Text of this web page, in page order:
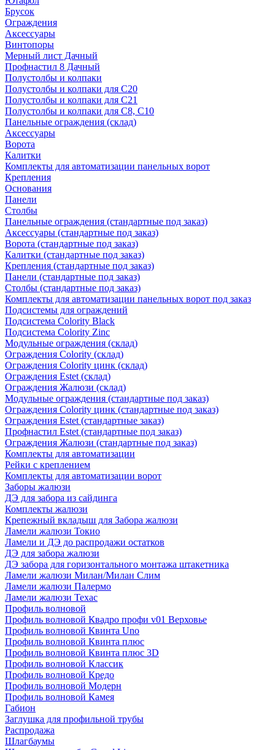
Брусок
Ограждения
Аксессуары
Винтопоры
Мерный лист Дачный
Профнастил 8 Дачный
Полустолбы и колпаки
Полустолбы и колпаки для С20
Полустолбы и колпаки для С21
Полустолбы и колпаки для С8, С10
Панельные ограждения (склад)
Аксессуары
Ворота
Калитки
Комплекты для автоматизации панельных ворот
Крепления
Основания
Панели
Столбы
Панельные ограждения (стандартные под заказ)
Аксессуары (стандартные под заказ)
Ворота (стандартные под заказ)
Калитки (стандартные под заказ)
Крепления (стандартные под заказ)
Панели (стандартные под заказ)
Столбы (стандартные под заказ)
Комплекты для автоматизации панельных ворот под заказ
Подсистемы для ограждений
Подсистема Colority Black
Подсистема Colority Zinc
Модульные ограждения (склад)
Ограждения Colority (склад)
Ограждения Colority цинк (склад)
Ограждения Estet (склад)
Ограждения Жалюзи (склад)
Модульные ограждения (стандартные под заказ)
Ограждения Colority цинк (стандартные под заказ)
Ограждения Estet (стандартные заказ)
Профнастил Estet (стандартные под заказ)
Ограждения Жалюзи (стандартные под заказ)
Комплекты для автоматизации
Рейки с креплением
Комплекты для автоматизации ворот
Заборы жалюзи
ДЭ для забора из сайдинга
Комплекты жалюзи
Крепежный вкладыш для Забора жалюзи
Ламели жалюзи Токио
Ламели и ДЭ до распродажи остатков
ДЭ для забора жалюзи
ДЭ забора для горизонтального монтажа штакетника
Ламели жалюзи Милан/Милан Слим
Ламели жалюзи Палермо
Ламели жалюзи Техас
Профиль волновой
Профиль волновой Квадро профи v01 Верховье
Профиль волновой Квинта Uno
Профиль волновой Квинта плюс
Профиль волновой Квинта плюс 3D
Профиль волновой Классик
Профиль волновой Кредо
Профиль волновой Модерн
Профиль волновой Камея
Габион
Заглушка для профильной трубы
Распродажа
Шлагбаумы